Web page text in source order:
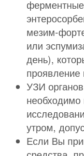
мезим-
или
день),
проявление
УЗИ
необходимо
утром,
Если Вы